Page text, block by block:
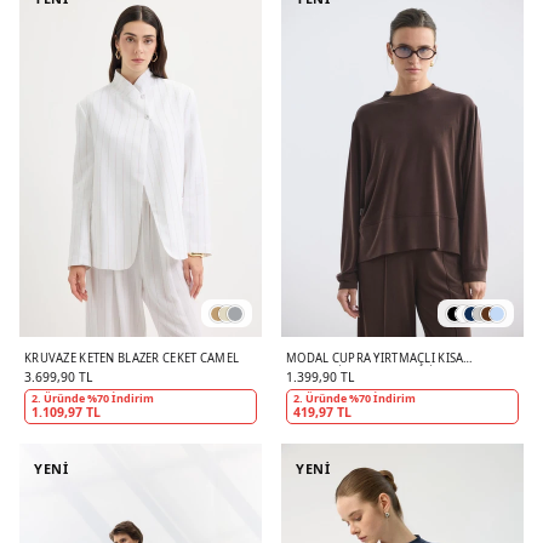
KRUVAZE KETEN BLAZER CEKET CAMEL
3.699,90 TL
2. Üründe %70 İndirim
1.109,97 TL
MODAL CUPRA YIRTMAÇLI KISA
SWEATSHIRT KAHVERENGI
1.399,90 TL
2. Üründe %70 İndirim
419,97 TL
YENİ YENİ